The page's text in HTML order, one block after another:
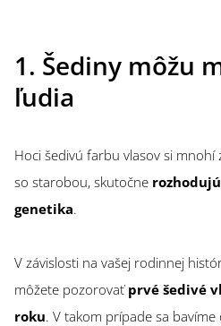
1. Šediny môžu
ľudia
Hoci šedivú farbu vlasov si mnohí
so starobou, skutočne
genetika.
V závislosti na vašej rodinnej
môžete pozorovať prvé šedivé
roku. V takom prípade sa